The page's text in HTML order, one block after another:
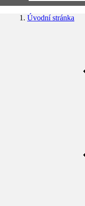
Úvodní stránka